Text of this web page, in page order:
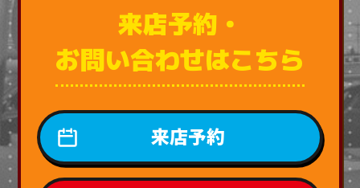
来店予約・
お問い合わせはこちら
来店予約